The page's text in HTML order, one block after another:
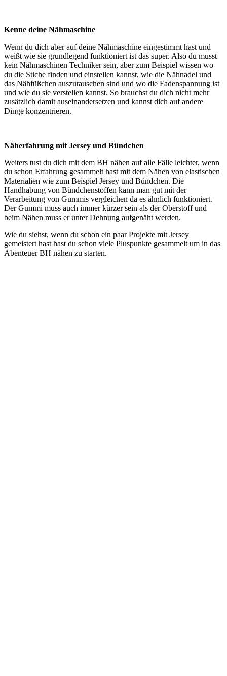
Kenne deine Nähmaschine
Wenn du dich aber auf deine Nähmaschine eingestimmt hast und
weißt wie sie grundlegend funktioniert ist das super. Also du musst
kein Nähmaschinen Techniker sein, aber zum Beispiel wissen wo
du die Stiche finden und einstellen kannst, wie die Nähnadel und
das Nähfüßchen auszutauschen sind und wo die Fadenspannung ist
und wie du sie verstellen kannst. So brauchst du dich nicht mehr
zusätzlich damit auseinandersetzen und kannst dich auf andere
Dinge konzentrieren.
Näherfahrung mit Jersey und Bündchen
Weiters tust du dich mit dem BH nähen auf alle Fälle leichter, wenn
du schon Erfahrung gesammelt hast mit dem Nähen von elastischen
Materialien wie zum Beispiel Jersey und Bündchen. Die
Handhabung von Bündchenstoffen kann man gut mit der
Verarbeitung von Gummis vergleichen da es ähnlich funktioniert.
Der Gummi muss auch immer kürzer sein als der Oberstoff und
beim Nähen muss er unter Dehnung aufgenäht werden.
Wie du siehst, wenn du schon ein paar Projekte mit Jersey
gemeistert hast hast du schon viele Pluspunkte gesammelt um in das
Abenteuer BH nähen zu starten.